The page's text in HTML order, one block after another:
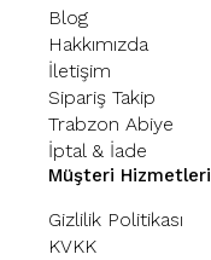
Blog
Hakkımızda
İletişim
Sipariş Takip
Trabzon Abiye
İptal & İade
Müşteri Hizmetleri
Gizlilik Politikası
KVKK